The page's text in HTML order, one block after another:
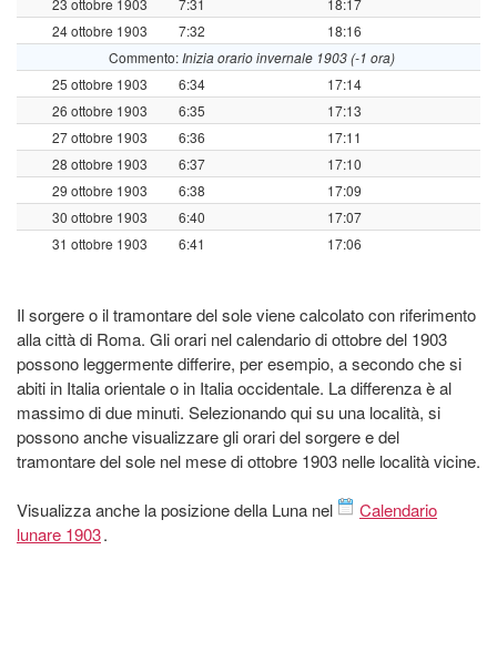
24 ottobre 1903
7:32
18:16
Commento: Inizia orario invernale 1903 (-1 ora)
25 ottobre 1903
6:34
17:14
26 ottobre 1903
6:35
17:13
27 ottobre 1903
6:36
17:11
28 ottobre 1903
6:37
17:10
29 ottobre 1903
6:38
17:09
30 ottobre 1903
6:40
17:07
31 ottobre 1903
6:41 17:06
Il sorgere o il tramontare del sole viene calcolato con riferimento
alla città di Roma. Gli orari nel calendario di ottobre del 1903
possono leggermente differire, per esempio, a secondo che si
abiti in Italia orientale o in Italia occidentale. La differenza è al
massimo di due minuti. Selezionando qui su una località, si
possono anche visualizzare gli orari del sorgere e del
tramontare del sole nel mese di ottobre 1903 nelle località vicine.
Visualizza anche la posizione della Luna nel
Calendario
lunare 1903.